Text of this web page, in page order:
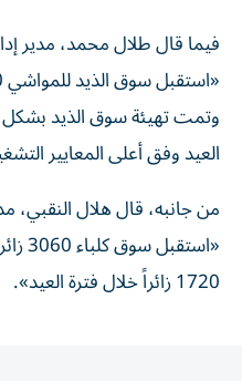
فيما قال طلال محمد، مدير
وتمت تهيئة سوق الذيد بشكل
العيد وفق أعلى المعايير
من جانبه، قال هلال النقبي،
1720 زائراً خلال فترة العيد».